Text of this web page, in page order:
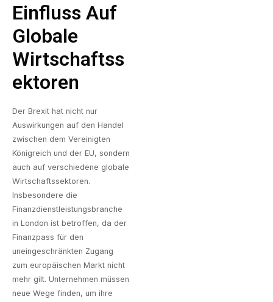
Einfluss Auf
Globale
Wirtschaftss
Ektoren
Der Brexit hat nicht nur
Auswirkungen auf den Handel
zwischen dem Vereinigten
Königreich und der EU, sondern
auch auf verschiedene globale
Wirtschaftssektoren.
Insbesondere die
Finanzdienstleistungsbranche
in London ist betroffen, da der
Finanzpass für den
uneingeschränkten Zugang
zum europäischen Markt nicht
mehr gilt. Unternehmen müssen
neue Wege finden, um ihre